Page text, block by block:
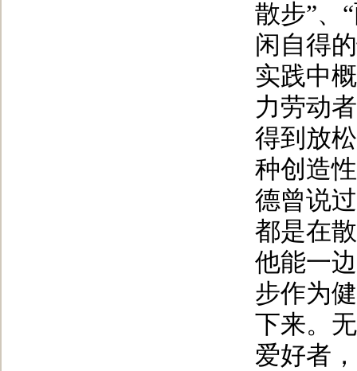
散步”、
闲自得
实践中
力劳动
得到放
种创造
德曾说
都是在
他能一
步作为
下来。
爱好者